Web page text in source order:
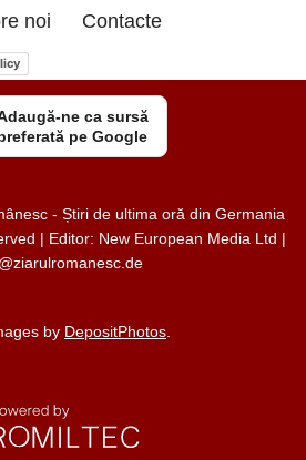
noi Contacte
ne ca sursă
pe Google
- Știri de ultima oră din Germania
| Editor: New European Media Ltd |
by DepositPhotos